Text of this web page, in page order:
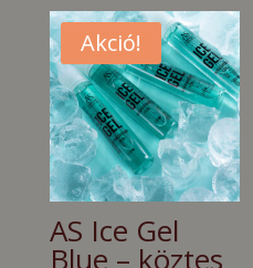
Akció!
AS Ice Gel
Blue – köztes